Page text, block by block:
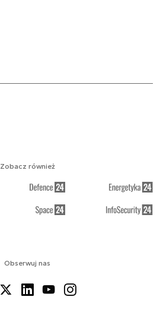
Obserwuj nas
Zobacz również